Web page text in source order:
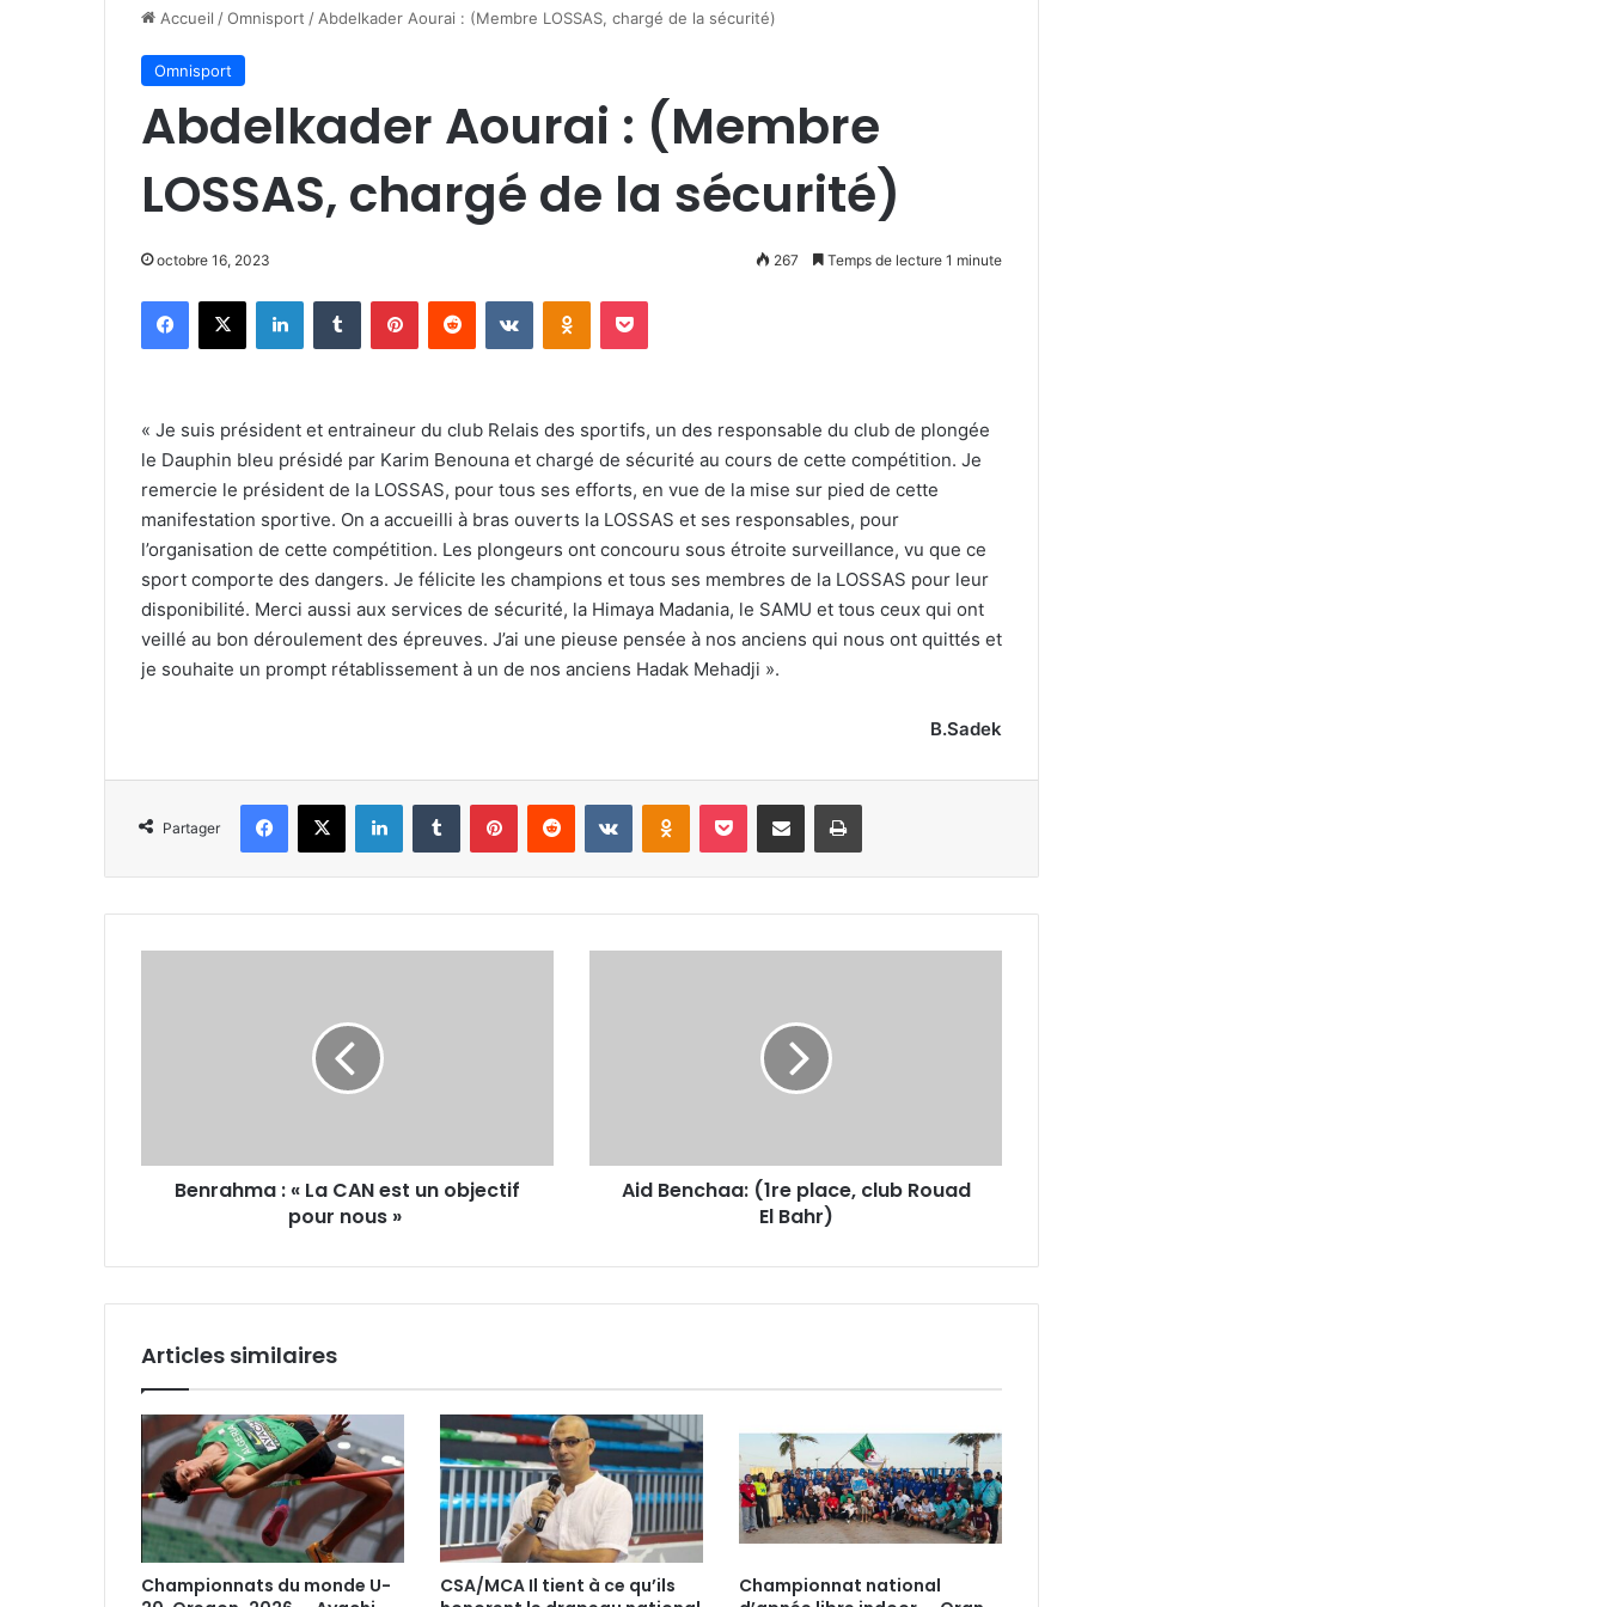
Accueil /Omnisport / Abdelkader Aourai : (Membre LOSSAS, chargé de la sécurité)
Omnisport
Abdelkader Aourai : (Membre
LOSSAS, chargé de la sécurité)
octobre 16, 2023 267 Temps de lecture 1 minute
Facebook
X LinkedinTumblr PinterestReddit VKontakteOdnoklassniki
Pocket
« Je suis président et entraineur du club Relais des sportifs, un des responsable du club de plongée
le Dauphin bleu présidé par Karim Benouna et chargé de sécurité au cours de cette compétition. Je
remercie le président de la LOSSAS, pour tous ses efforts, en vue de la mise sur pied de cette
manifestation sportive. On a accueilli à bras ouverts la LOSSAS et ses responsables, pour
l’organisation de cette compétition. Les plongeurs ont concouru sous étroite surveillance, vu que ce
sport comporte des dangers. Je félicite les champions et tous ses membres de la LOSSAS pour leur
disponibilité. Merci aussi aux services de sécurité, la Himaya Madania, le SAMU et tous ceux qui ont
veillé au bon déroulement des épreuves. J’ai une pieuse pensée à nos anciens qui nous ont quittés et
je souhaite un prompt rétablissement à un de nos anciens Hadak Mehadji ».
B.Sadek
Partager
Facebook
X LinkedinTumblr PinterestReddit VKontakteOdnoklassniki
Pocket Partager par email Imprimer
pour
nous »Benrahma : « La CAN est un objectif
pour nous »
Aid Benchaa: (1re place, club Rouad
El Bahr)
Articles similaires
Championnats du monde U-
CSA/MCA Il tient à ce qu’ils
Championnat national